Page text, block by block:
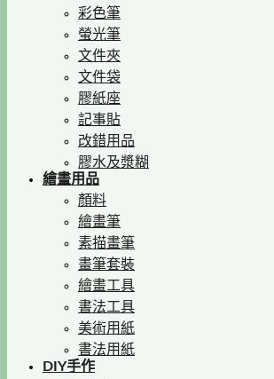
彩色筆
螢光筆
文件夾
文件袋
膠紙座
記事貼
改錯用品
膠水及漿糊
繪畫用品
顏料
繪畫筆
素描畫筆
畫筆套裝
繪畫工具
書法工具
美術用紙
書法用紙
DIY手作